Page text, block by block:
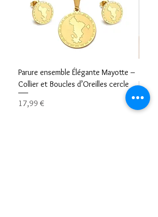
Parure ensemble Élégante Mayotte –
Collier et Boucles d’Oreilles cercle
Prix
17,99 € Prix
8,99 €